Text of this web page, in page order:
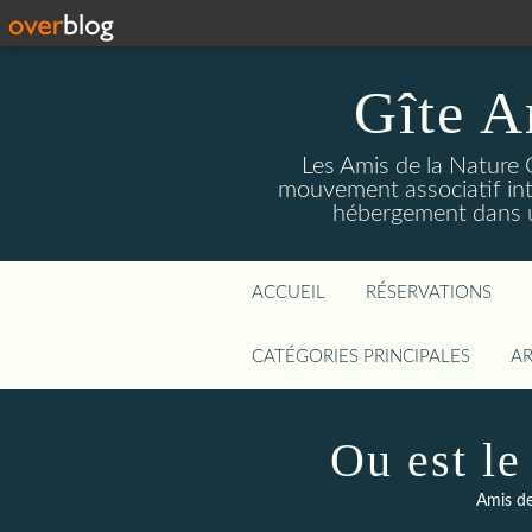
Gîte
Les Amis de la
mouvement associatif
hébergement dans
ACCUEIL RÉSERVATIONS
CATÉGORIES PRINCIPALES
Ou est
Amis